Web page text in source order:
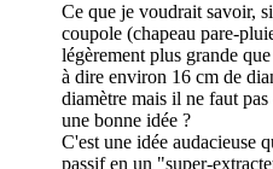
Ce que je voudrait savoir,
coupole (chapeau pare-
légèrement plus grande
à dire environ 16 cm de
diamètre mais il ne faut
une bonne idée ?
C'est une idée audacieuse
passif en un "super-